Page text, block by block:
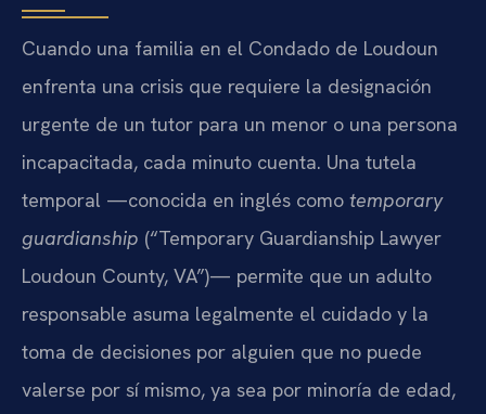
Cuando una familia en el Condado de Loudoun
enfrenta una crisis que requiere la designación
urgente de un tutor para un menor o una persona
incapacitada, cada minuto cuenta. Una tutela
temporal —conocida en inglés como temporary
guardianship (“Temporary Guardianship Lawyer
Loudoun County, VA”)— permite que un adulto
responsable asuma legalmente el cuidado y la
toma de decisiones por alguien que no puede
valerse por sí mismo, ya sea por minoría de edad,